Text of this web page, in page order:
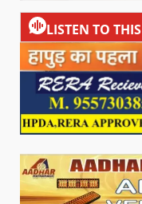
LISTEN TO THIS